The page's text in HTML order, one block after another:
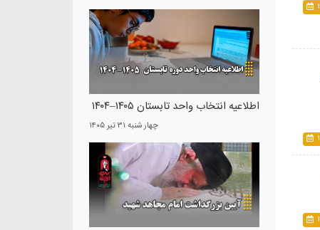
اطلاعیه انتخاب واحد تابستان ۱۴۰۵–۱۴۰۴
چهار شنبه ۳۱ تير ۱۴۰۵